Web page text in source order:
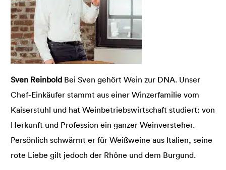
Sven Reinbold Bei Sven gehört Wein zur DNA. Unser
Chef-Einkäufer stammt aus einer Winzerfamilie vom
Kaiserstuhl und hat Weinbetriebswirtschaft studiert: von
Herkunft und Profession ein ganzer Weinversteher.
Persönlich schwärmt er für Weißweine aus Italien, seine
rote Liebe gilt jedoch der Rhône und dem Burgund.